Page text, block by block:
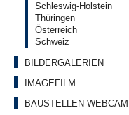
Schleswig-Holstein
Thüringen
Österreich
Schweiz
BILDERGALERIEN
IMAGEFILM
BAUSTELLEN WEBCAM